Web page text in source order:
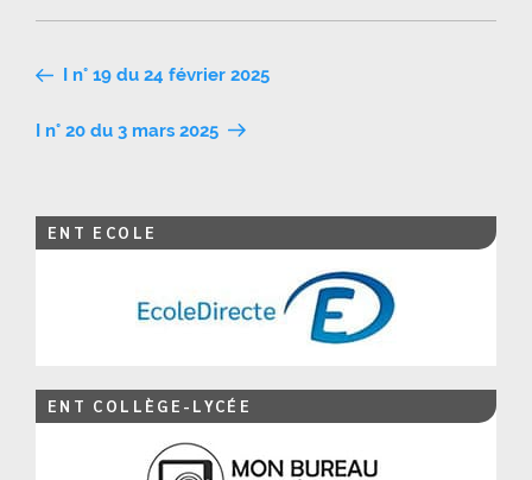
Navigation
de
I n° 19 du 24 février 2025
I n° 20 du 3 mars 2025
ENT ECOLE
ENT COLLÈGE-LYCÉE